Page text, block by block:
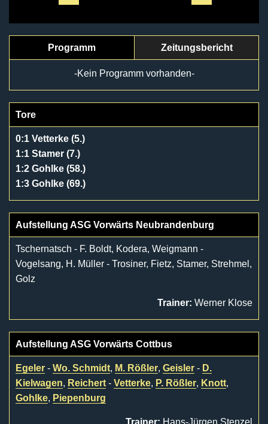
Programm Zeitungsbericht
-Kein Programm vorhanden-
Tore
0:1 Vetterke (5.)
1:1 Stamer (7.)
1:2 Gohlke (58.)
1:3 Gohlke (69.)
Aufstellung ASG Vorwärts Neubrandenburg
Tschernatsch - F. Boldt, Kodera, Weigmann -
Vogelsang, H. Müller - Trosiner, Fietz, Stamer, Strehmel,
Golz
Trainer: Werner Klose
Aufstellung ASG Vorwärts Cottbus
Egeler - Wo. Schmidt, M. Rößler, Geisler - D.
Kielwagen, Reichert - Vetterke, P. Rößler, Knott,
Gohlke, Piepenburg
Trainer: Hans-Jürgen Stenzel